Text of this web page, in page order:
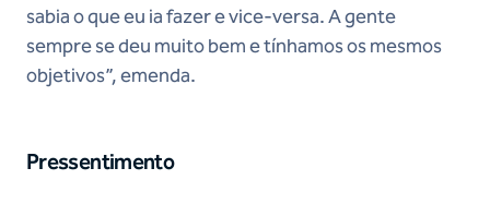
sabia o que eu ia fazer e vice-versa. A gente
sempre se deu muito bem e tínhamos os mesmos
objetivos”, emenda.
Pressentimento